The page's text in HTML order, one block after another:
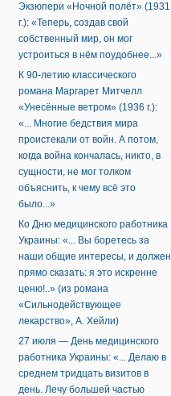
Экзюпери «Ночной полёт» (1931
г.): «Теперь, создав свой
собственный мир, он мог
устроиться в нём поудобнее...»
К 90-летию классического
романа Маргарет Митчелл
«Унесённые ветром» (1936 г.):
«... Многие бедствия мира
проистекали от войн. А потом,
когда война кончалась, никто, в
сущности, не мог толком
объяснить, к чему всё это
было...»
Ко Дню медицинского работника
Украины: «... Вы боретесь за
наши общие интересы, и должен
прямо сказать: я это искренне
ценю!..» (из романа
«Сильнодействующее
лекарство», А. Хейли)
27 июля — День медицинского
работника Украины: «... Делаю в
среднем тридцать визитов в
день. Лечу большей частью